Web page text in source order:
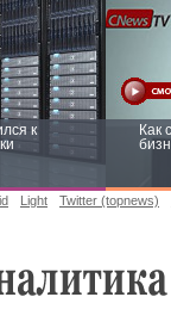
к
Как
Light Twitter (topnews)